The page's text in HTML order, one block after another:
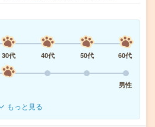
30代 40代 50代
60代
男性
もっと見る